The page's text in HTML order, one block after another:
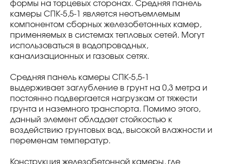
формы на торцевых сторонах. Средняя панель
камеры СПК-5,5-1 является неотъемлемым
компонентом сборных железобетонных камер,
применяемых в системах тепловых сетей. Могут
использоваться в водопроводных,
канализационных и газовых сетях.
Средняя панель камеры СПК-5,5-1
выдерживает заглубление в грунт на 0,3 метра и
постоянно подвергается нагрузкам от тяжести
грунта и наземного транспорта. Помимо этого,
данный элемент обладает стойкостью к
воздействию грунтовых вод, высокой влажности и
переменам температур.
Конструкция железобетонной камеры, где